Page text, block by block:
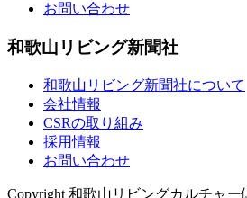
お問い合わせ
和歌山リビング新聞社
和歌山リビング新聞社について
会社情報
CSRの取り組み
採用情報
お問い合わせ
Copyright 和歌山リビングカルチャー